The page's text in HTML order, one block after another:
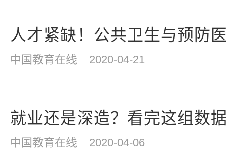
人才紧缺！公共卫生与预防
中国教育在线 2020-04-21
就业还是深造？看完这组数
中国教育在线 2020-04-06